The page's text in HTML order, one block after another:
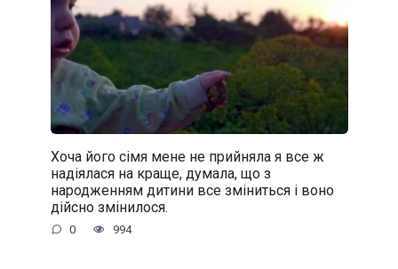
Хоча його сімя мене не прийняла я все ж
надіялася на краще, думала, що з
народженням дитини все зміниться і воно
дійсно змінилося.
0 994